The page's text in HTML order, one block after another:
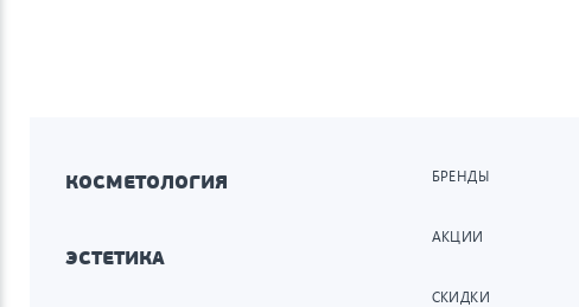
КОСМЕТОЛОГИЯ
ЭСТЕТИКА
БРЕНДЫ
АКЦИИ
СКИДКИ